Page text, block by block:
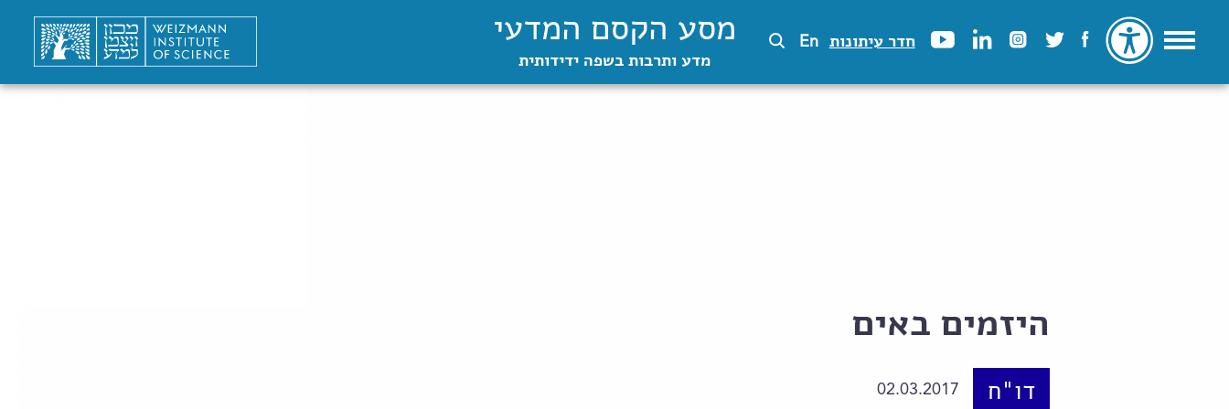
חדר עיתונות En מסע הקסם המדעי
מדע ותרבות בשפה ידידותית
היזמים באים
דו"ח 02.03.2017